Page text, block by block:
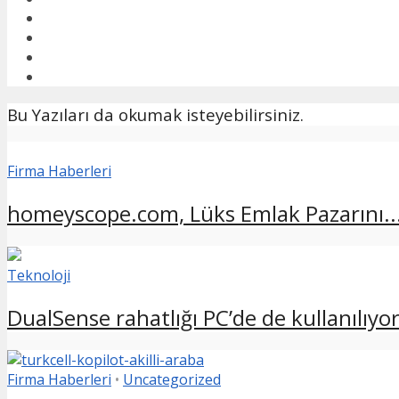
Bu Yazıları da okumak isteyebilirsiniz.
Firma Haberleri
homeyscope.com, Lüks Emlak
Teknoloji
DualSense rahatlığı PC’de de kullanılıyor
Firma Haberleri • Uncategorized